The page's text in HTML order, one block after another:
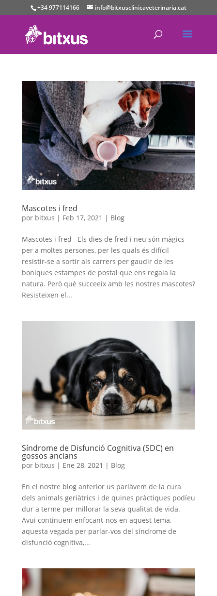
+34 977114166 info@bitxusclinicaveterinaria.cat
Mascotes i fred
por bitxus | Feb 17, 2021 | Blog
Mascotes i fred Els dies de fred i neu són màgics
per a moltes persones, per les quals és difícil
resistir-se a sortir als carrers per gaudir de les
boniques estampes de postal que ens regala la
natura. Però què succeeix amb les nostres mascotes?
Resisteixen el...
Síndrome de Disfunció Cognitiva (SDC) en
gossos ancians
por bitxus | Ene 28, 2021 | Blog
En el nostre blog anterior us parlàvem de la cura
dels animals geriàtrics i de quines pràctiques podíeu
dur a terme per millorar la seva qualitat de vida.
Avui continuem enfocant-nos en aquest tema,
aquesta vegada per parlar-vos del síndrome de
disfunció cognitiva,...